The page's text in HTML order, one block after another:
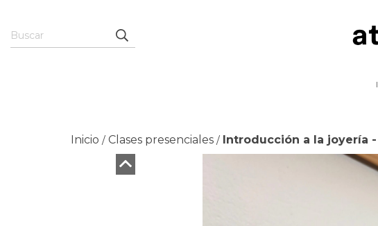
Inicio / Clases presenciales / Introducción a la joyería